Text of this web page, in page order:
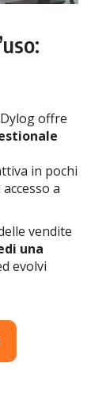
offre
in pochi
a
vendite
una
evolvi